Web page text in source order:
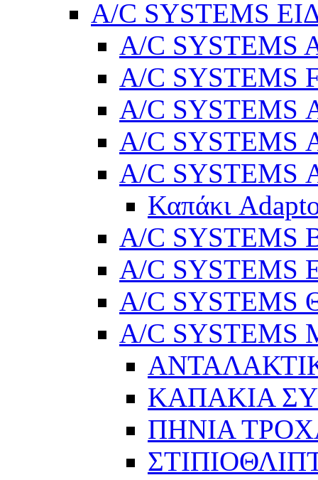
A/C SYSTEMS
A/C SYSTEMS
A/C SYSTEMS
A/C SYSTEMS
A/C SYSTEMS
A/C SYSTEMS
Καπάκι
A/C SYSTEMS
A/C SYSTEMS
A/C SYSTEMS
A/C SYSTEMS
ΚΑΠΑΚΙΑ
ΠΗΝΙΑ